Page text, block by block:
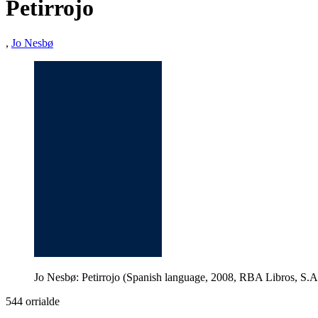
Petirrojo
, Jo Nesbø
Jo Nesbø: Petirrojo (Spanish language, 2008, RBA Libros,
544 orrialde